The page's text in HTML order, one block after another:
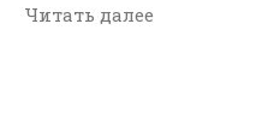
Читать далее